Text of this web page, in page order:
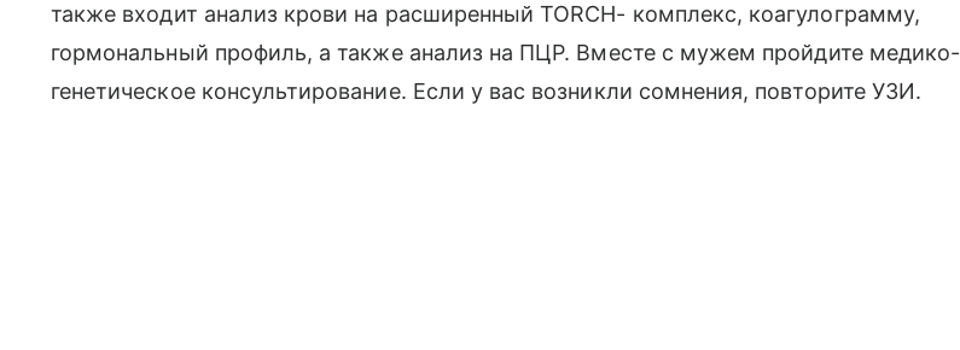
также входит анализ крови на расширенный TORCH- комплекс, коагулограмму,
гормональный профиль, а также анализ на ПЦР. Вместе с мужем пройдите медико-
генетическое консультирование. Если у вас возникли сомнения, повторите УЗИ.